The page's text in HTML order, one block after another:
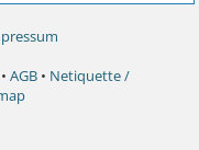
• AGB • Netiquette /